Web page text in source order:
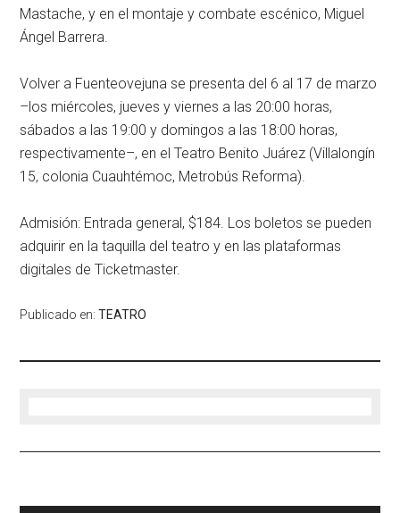
Mastache, y en el montaje y combate escénico, Miguel
Ángel Barrera.
Volver a Fuenteovejuna se presenta del 6 al 17 de marzo
–los miércoles, jueves y viernes a las 20:00 horas,
sábados a las 19:00 y domingos a las 18:00 horas,
respectivamente–, en elTeatro Benito Juárez (Villalongín
15, colonia Cuauhtémoc, Metrobús Reforma).
Admisión: Entrada general, $184. Los boletos se pueden
adquirir en la taquilla del teatro y en las plataformas
digitales deTicketmaster.
Publicado en:TEATRO